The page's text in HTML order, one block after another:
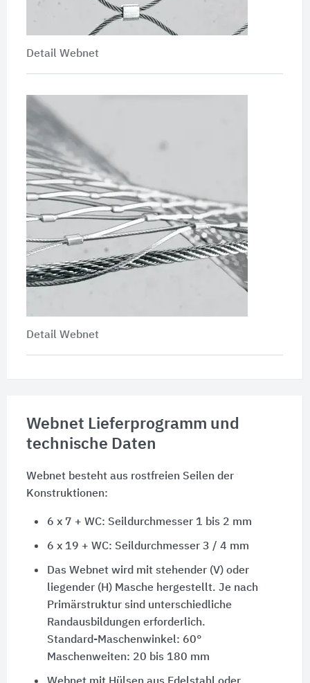
Detail Webnet
Detail Webnet
Webnet Lieferprogramm und
technische Daten
Webnet besteht aus rostfreien Seilen der
Konstruktionen:
6 x 7 + WC: Seildurchmesser 1 bis 2 mm
6 x 19 + WC: Seildurchmesser 3 / 4 mm
Das Webnet wird mit stehender (V) oder
liegender (H) Masche hergestellt. Je nach
Primärstruktur sind unterschiedliche
Randausbildungen erforderlich.
Standard-Maschenwinkel: 60°
Maschenweiten: 20 bis 180 mm